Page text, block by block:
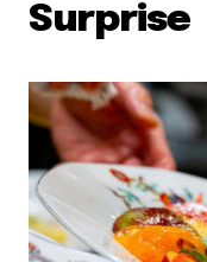
Surprise